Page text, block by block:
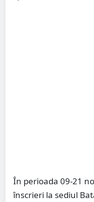
În perioada 09-21
înscrieri la sediul